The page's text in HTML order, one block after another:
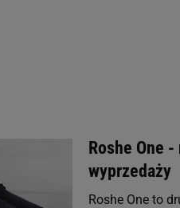
Roshe One
wyprzedaży
Roshe One to